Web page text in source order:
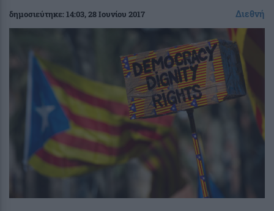
δημοσιεύτηκε:14:03, 28 Ιουνίου 2017 Διεθνή